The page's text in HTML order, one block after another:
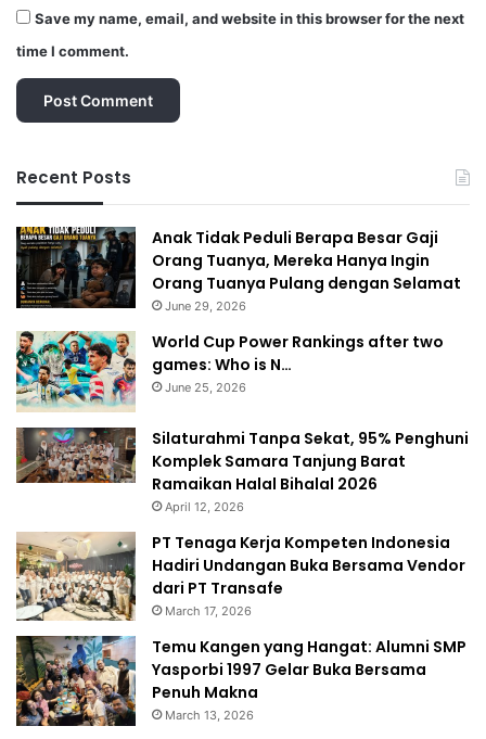
Save my name, email, and website in this browser for the next
time I comment.
Recent Posts
Anak Tidak Peduli Berapa Besar Gaji
Orang Tuanya, Mereka Hanya Ingin
Orang Tuanya Pulang dengan Selamat
June 29, 2026
World Cup Power Rankings after two
games: Who is N…
June 25, 2026
Silaturahmi Tanpa Sekat, 95% Penghuni
Komplek Samara Tanjung Barat
Ramaikan Halal Bihalal 2026
April 12, 2026
PT Tenaga Kerja Kompeten Indonesia
Hadiri Undangan Buka Bersama Vendor
dari PT Transafe
March 17, 2026
Temu Kangen yang Hangat: Alumni SMP
Yasporbi 1997 Gelar Buka Bersama
Penuh Makna
March 13, 2026